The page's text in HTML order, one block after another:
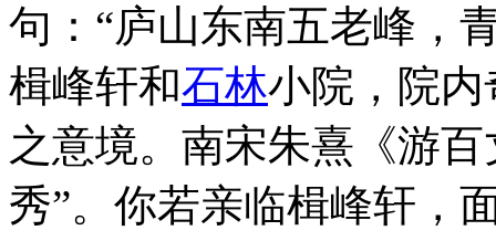
句：“庐山东南五老峰，
楫峰轩和石林小院，院
之意境。南宋朱熹《游
秀”。你若亲临楫峰轩，